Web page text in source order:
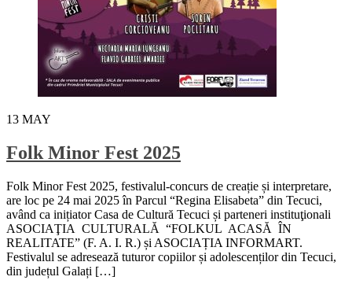
13 MAY
Folk Minor Fest 2025
Folk Minor Fest 2025, festivalul-concurs de creație și interpretare,
are loc pe 24 mai 2025 în Parcul “Regina Elisabeta” din Tecuci,
având ca inițiator Casa de Cultură Tecuci și parteneri instituţionali
ASOCIAŢIA CULTURALĂ “FOLKUL ACASĂ ÎN
REALITATE” (F. A. I. R.) și ASOCIAȚIA INFORMART.
Festivalul se adresează tuturor copiilor și adolescenților din Tecuci,
din județul Galați […]